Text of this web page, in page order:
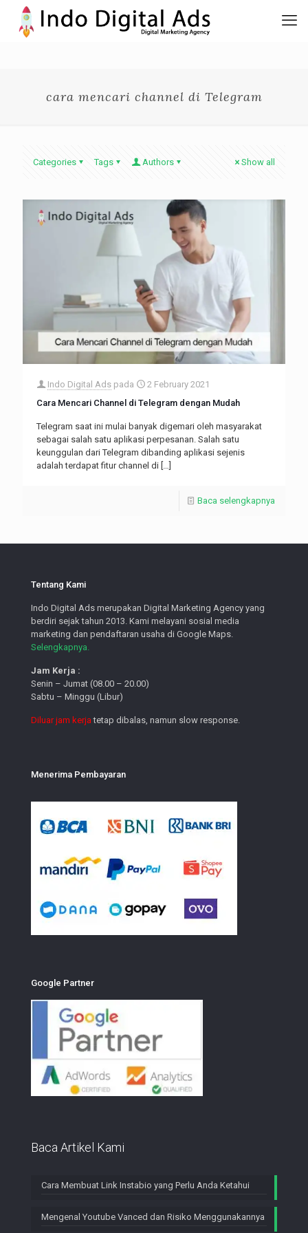
cara mencari channel di Telegram
Categories Tags Authors Show all
Indo Digital Ads pada
2 February 2021
Cara Mencari Channel di Telegram dengan Mudah
Telegram saat ini mulai banyak digemari oleh masyarakat
sebagai salah satu aplikasi perpesanan. Salah satu
keunggulan dari Telegram dibanding aplikasi sejenis
adalah terdapat fitur channel di
Baca selengkapnya
Tentang Kami
Indo Digital Ads merupakan Digital Marketing Agency yang
berdiri sejak tahun 2013. Kami melayani sosial media
marketing dan pendaftaran usaha di Google Maps.
Selengkapnya.
Jam Kerja :
Senin – Jumat (08.00 – 20.00)
Sabtu – Minggu (Libur)
Diluar jam kerja tetap dibalas, namun slow response.
Menerima Pembayaran
Google Partner
Baca Artikel Kami
Cara Membuat Link Instabio yang Perlu Anda Ketahui
Mengenal Youtube Vanced dan Risiko Menggunakannya